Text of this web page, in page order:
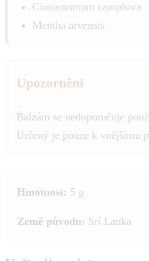
Cinnamomum camphora
Mentha arvensis
Upozornění
Balzám se nedoporučuje
Určený je pouze k vnějšímu
Hmotnost: 5 g
Země původu: Srí Lanka